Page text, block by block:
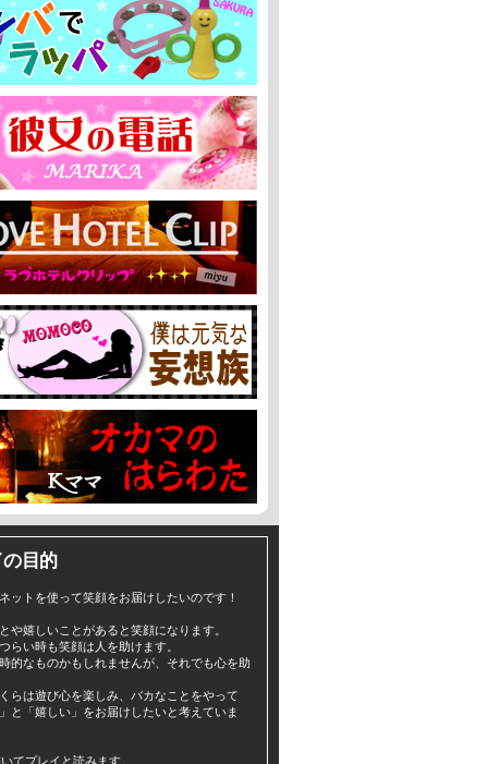
目的
ットを使って笑顔をお届けしたいのです！
や嬉しいことがあると笑顔になります。
らい時も笑顔は人を助けます。
的なものかもしれませんが、それでも心を助
らは遊び心を楽しみ、バカなことをやって
」と「嬉しい」をお届けしたいと考えていま
てプレイと読みます。